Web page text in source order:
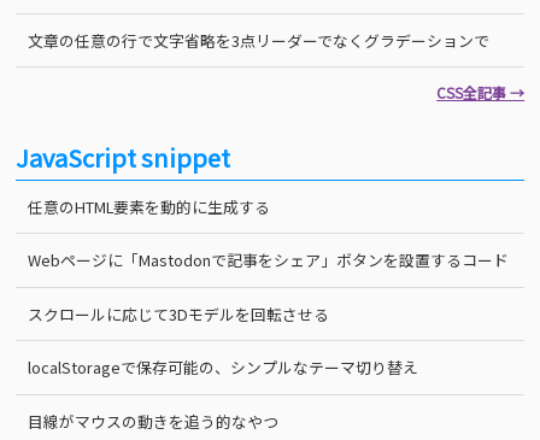
文章の任意の行で文字省略を3点リーダーでなくグラデーションで
CSS全記事 →
JavaScript snippet
任意のHTML要素を動的に生成する
Webページに「Mastodonで記事をシェア」ボタンを設置するコード
スクロールに応じて3Dモデルを回転させる
localStorageで保存可能の、シンプルなテーマ切り替え
目線がマウスの動きを追う的なやつ